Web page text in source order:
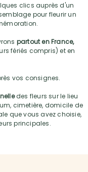
clics auprès d'un
pour fleurir un
partout en France,
fériés compris) et en
vos consignes.
des fleurs sur le lieu
cimetière, domicile de
que vous avez choisie,
principales.